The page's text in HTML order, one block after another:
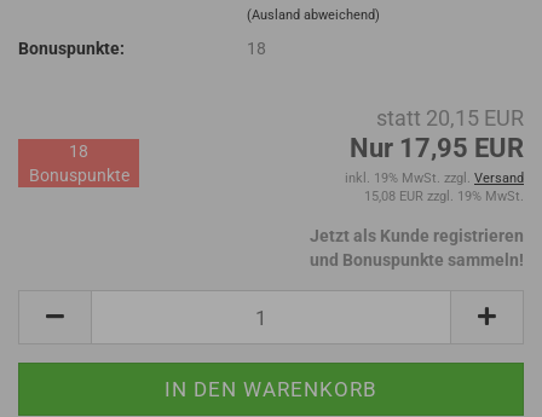
(Ausland abweichend)
Bonuspunkte: 18
statt 20,15 EUR
Nur 17,95 EUR
inkl. 19% MwSt. zzgl. Versand
15,08 EUR zzgl. 19% MwSt.
18
Bonuspunkte
Jetzt als Kunde registrieren
und Bonuspunkte sammeln!